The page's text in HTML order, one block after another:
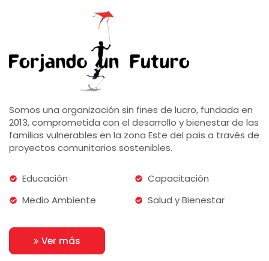
Somos una organización sin fines de lucro, fundada en
2013, comprometida con el desarrollo y bienestar de las
familias vulnerables en la zona Este del país a través de
proyectos comunitarios sostenibles.
Educación
Capacitación
Medio Ambiente
Salud y Bienestar
Ver más